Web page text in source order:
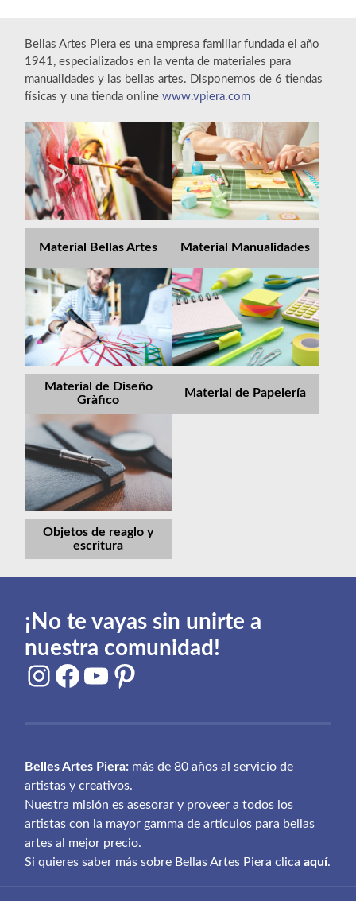
Bellas Artes Piera es una empresa familiar fundada el año
1941, especializados en la venta de materiales para
manualidades y las bellas artes. Disponemos de 6 tiendas
físicas y una tienda onlinewww.vpiera.com
Material Bellas Artes Material Manualidades
Material de Diseño
Gràfico
Material de Papelería
Objetos de reaglo y
escritura
¡No te vayas sin unirte a
nuestra comunidad!
Instagram
Facebook
YouTube
Pinterest
Belles Artes Piera: más de 80 años al servicio de
artistas y creativos.
Nuestra misión es asesorar y proveer a todos los
artistas con la mayor gamma de artículos para bellas
artes al mejor precio.
Si quieres saber más sobre Bellas Artes Piera clicaaquí.